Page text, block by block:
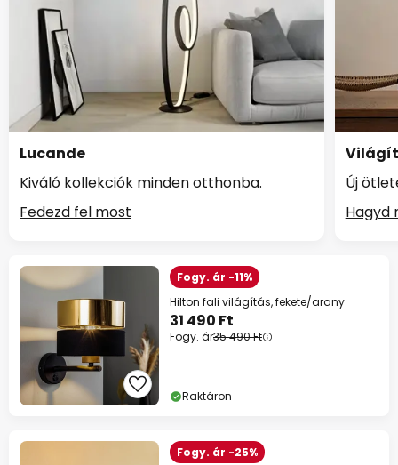
Lucande
Kiváló kollekciók minden otthonba.
Fedezd fel most
Új
Hagyd
Fogy. ár -11%
Hilton fali világítás, fekete/arany
31 490 Ft
Fogy. ár35 490 Ft
Raktáron
Fogy. ár -25%